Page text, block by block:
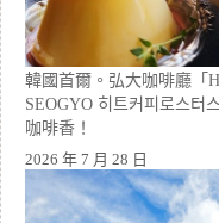
韓國首爾。弘大咖啡廳「
SEOGYO 히트커피로스터
咖啡香！
2026 年 7 月 28 日